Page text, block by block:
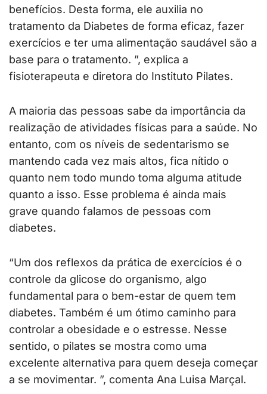
benefícios. Desta forma, ele auxilia no
tratamento da Diabetes de forma eficaz, fazer
exercícios e ter uma alimentação saudável são a
base para o tratamento. ”, explica a
fisioterapeuta e diretora do Instituto Pilates.
A maioria das pessoas sabe da importância da
realização de atividades físicas para a saúde. No
entanto, com os níveis de sedentarismo se
mantendo cada vez mais altos, fica nítido o
quanto nem todo mundo toma alguma atitude
quanto a isso. Esse problema é ainda mais
grave quando falamos de pessoas com
diabetes.
“Um dos reflexos da prática de exercícios é o
controle da glicose do organismo, algo
fundamental para o bem-estar de quem tem
diabetes. Também é um ótimo caminho para
controlar a obesidade e o estresse. Nesse
sentido, o pilates se mostra como uma
excelente alternativa para quem deseja começar
a se movimentar. ”, comenta Ana Luisa Marçal.